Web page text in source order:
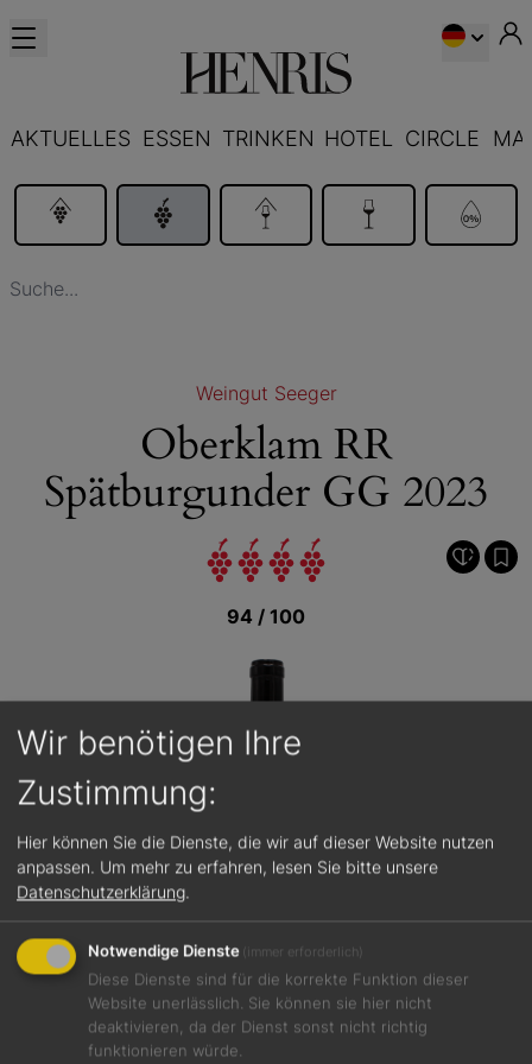
AKTUELLES ESSEN TRINKEN HOTEL CIRCLE
Weingut Seeger
Oberklam RR
Spätburgunder GG 2023
94 / 100
Jetzt teilen
Wir benötigen Ihre
Zustimmung:
Hier können Sie die Dienste, die wir auf dieser Website nutzen
anpassen. Um mehr zu erfahren, lesen Sie bitte unsere
Datenschutzerklärung
Notwendige Dienste (immer erforderlich)
Diese Dienste sind für die korrekte Funktion dieser
Website unerlässlich. Sie können sie hier nicht
deaktivieren, da der Dienst sonst nicht richtig
funktionieren würde.